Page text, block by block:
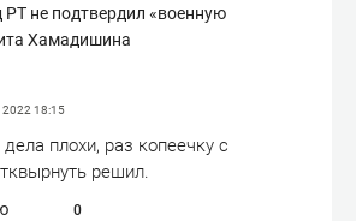
РТ не подтвердил «военную
Хамадишина
2022 18:15
плохи, раз копеечку с
решил.
0